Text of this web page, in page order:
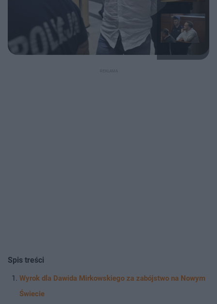
Spis treści
Wyrok dla Dawida Mirkowskiego za zabójstwo na Nowym
Świecie